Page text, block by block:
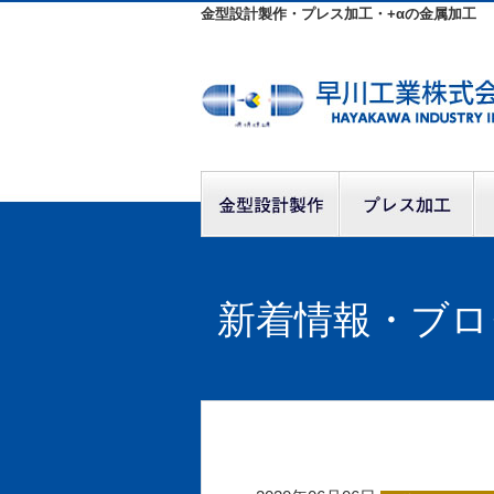
金型設計製作・プレス加工・+αの金属加工
新着情報・ブ